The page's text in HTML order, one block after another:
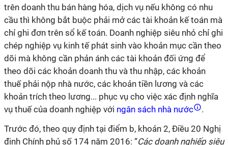
trên doanh thu bán hàng hóa, dịch vụ nếu không có nhu
cầu thì không bắt buộc phải mở các tài khoản kế toán mà
chỉ ghi đơn trên sổ kế toán. Doanh nghiệp siêu nhỏ chỉ ghi
chép nghiệp vụ kinh tế phát sinh vào khoản mục cần theo
dõi mà không cần phản ánh các tài khoản đối ứng để
theo dõi các khoản doanh thu và thu nhập, các khoản
thuế phải nộp nhà nước, các khoản tiền lương và các
khoản trích theo lương... phục vụ cho việc xác định nghĩa
vụ thuế của doanh nghiệp với ngân sách nhà nước
.
Trước đó, theo quy định tại điểm b, khoản 2, Điều 20 Nghị
định Chính phủ số 174 năm 2016: “Các doanh nghiếp siêu